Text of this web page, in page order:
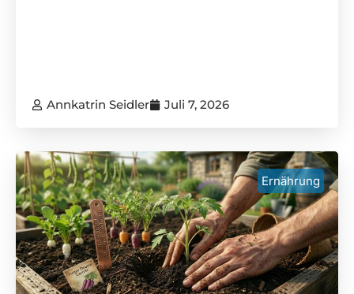
Annkatrin Seidler Juli 7, 2026
Ernährung